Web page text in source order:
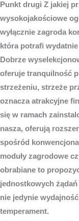
Punkt drugi Z jakiej
wysokojakościowe
wyłącznie zagroda
która potrafi
Dobrze
oferuje tranquilność
strzeżeniu, strzeże
oznacza atrakcyjne
się w ramach
nasza, oferują
spośród
moduły zagrodowe
obrabiane to
jednostkowych
nie jedynie
temperament.